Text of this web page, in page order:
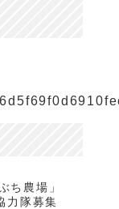
ち農場」
力隊募集